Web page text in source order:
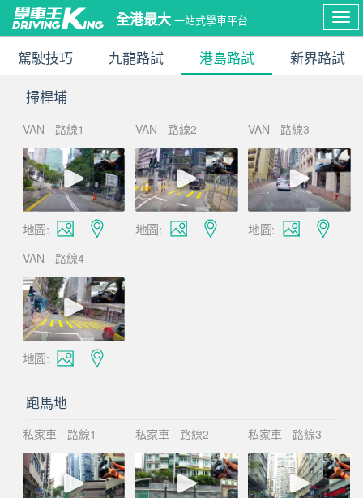
全港最大 一站式學車平台
駕駛技巧 九龍路試 港島路試
新界路試
掃桿埔
VAN - 路線1
地圖:
VAN - 路線2
地圖:
VAN - 路線3
地圖:
VAN - 路線4
地圖:
跑馬地
私家車 - 路線1 私家車 - 路線2 私家車 - 路線3